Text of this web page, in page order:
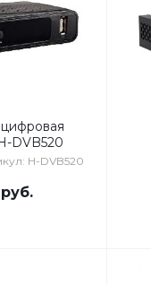
DVB520
H-DVB520